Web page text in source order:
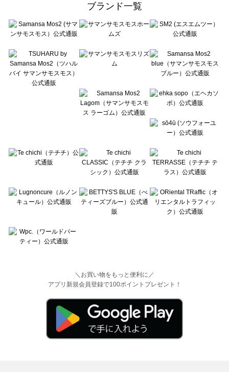
sō4ū（ソウフォーユー）のシューズ一覧
Te chichi（テチチ）のシューズ一覧
Te chichi CLASSIC（テチチ クラシック）のシューズ一覧
Lugnoncure（ルノンキュール）のシューズ一覧
BETTY'S BLUE（べティーズブルー）のシューズ一覧
Wpc.（ワールドパーティー）のシューズ一覧
ブランド一覧
＼お買い物をもっと便利に／
アプリ新規会員登録で100ポイントプレゼント！